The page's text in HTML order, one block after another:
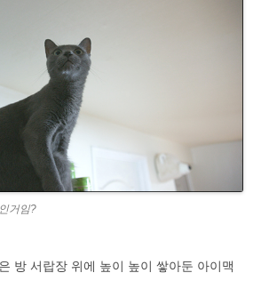
거임?
방 서랍장 위에 높이 높이 쌓아둔 아이맥